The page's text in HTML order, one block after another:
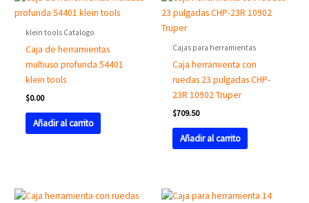
klein tools Catalogo
Caja de herramientas
multiuso profunda 54401
klein tools
$0.00
Añadir al carrito
Cajas para herramientas
Caja herramienta con
ruedas 23 pulgadas CHP-
23R 10902 Truper
$709.50
Añadir al carrito